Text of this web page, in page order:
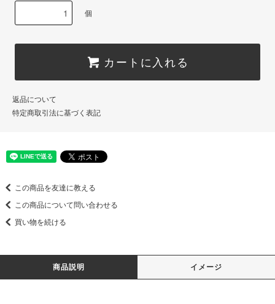
個
カートに入れる
返品について
特定商取引法に基づく表記
この商品を友達に教える
この商品について問い合わせる
買い物を続ける
商品説明 イメージ